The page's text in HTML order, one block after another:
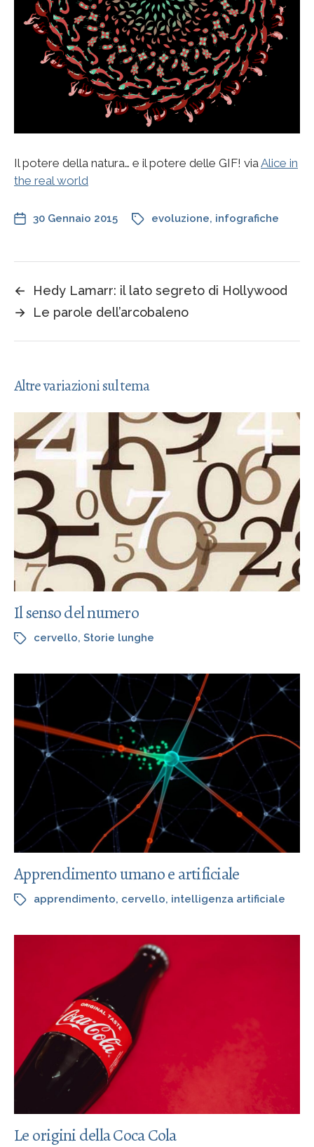
Il potere della natura… e il potere delle GIF! viaAlice in
the real world
30 Gennaio 2015 evoluzione, infografiche
←
Hedy Lamarr: il lato segreto di Hollywood
→
Le parole dell’arcobaleno
Altre variazioni sul tema
Il senso del numero
cervello, Storie lunghe
Apprendimento umano e artificiale
apprendimento, cervello, intelligenza artificiale
Le origini della Coca Cola